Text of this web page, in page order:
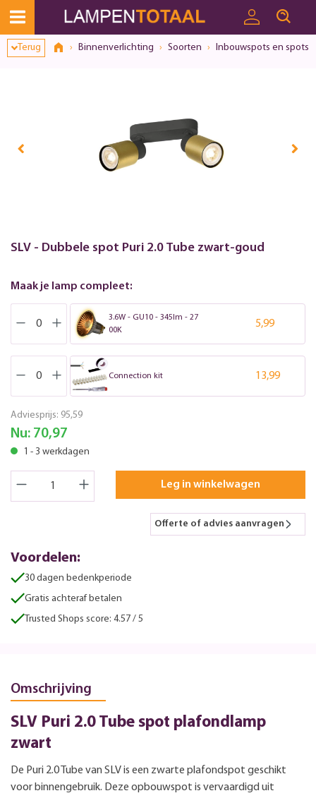
Terug Binnenverlichting Soorten Inbouwspots en spots
SLV - Dubbele spot Puri 2.0 Tube zwart-goud
Maak je lamp compleet:
3.6W - GU10 - 345lm - 27
00K
5,99
Connection kit 13,99
Adviesprijs: 95,59
Nu: 70,97
1 - 3 werkdagen
Leg in winkelwagen
Offerte of advies aanvragen
Voordelen:
30 dagen bedenkperiode
Gratis achteraf betalen
Trusted Shops score: 4.57 / 5
Omschrijving
SLV Puri 2.0 Tube spot plafondlamp
zwart
De Puri 2.0 Tube van SLV is een zwarte plafondspot geschikt
voor binnengebruik. Deze opbouwspot is vervaardigd uit